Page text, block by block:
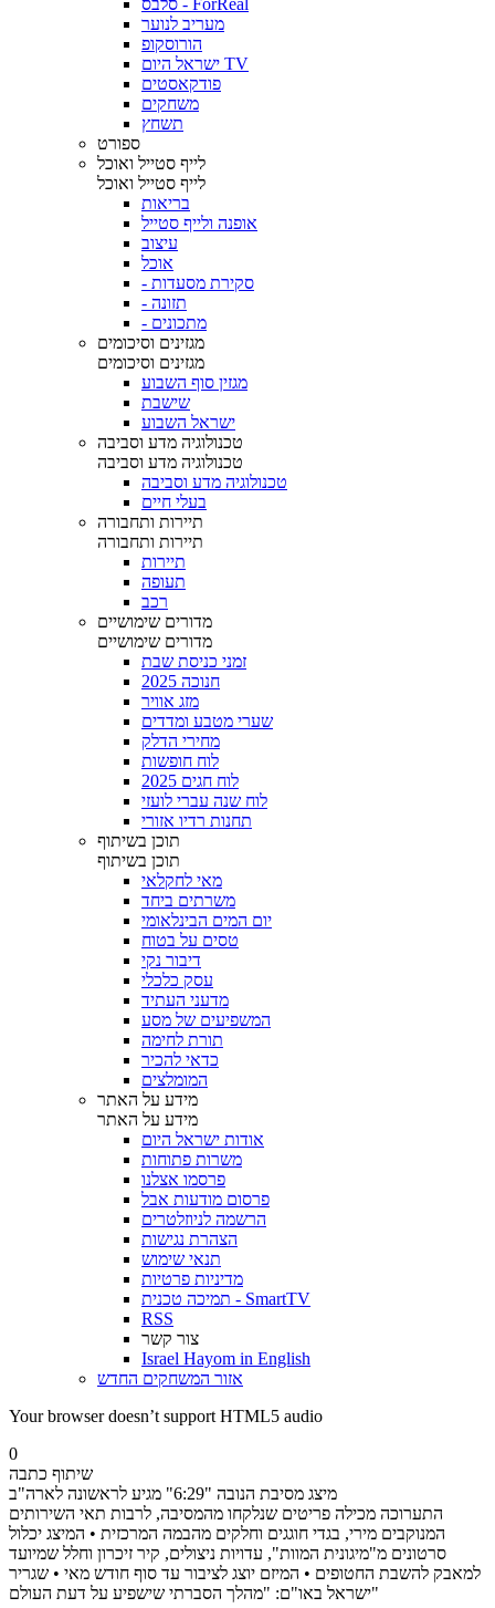
סלבס - ForReal
מעריב לנוער
הורוסקופ
ישראל היום TV
פודקאסטים
משחקים
תשחץ
ספורט
לייף סטייל ואוכל
לייף סטייל ואוכל
בריאות
אופנה ולייף סטייל
עיצוב
אוכל
- סקירת מסעדות
- תזונה
- מתכונים
מגזינים וסיכומים
מגזינים וסיכומים
מגזין סוף השבוע
שישבת
ישראל השבוע
טכנולוגיה מדע וסביבה
טכנולוגיה מדע וסביבה
טכנולוגיה מדע וסביבה
בעלי חיים
תיירות ותחבורה
תיירות ותחבורה
תיירות
תעופה
רכב
מדורים שימושיים
מדורים שימושיים
זמני כניסת שבת
חנוכה 2025
מזג אוויר
שערי מטבע ומדדים
מחירי הדלק
לוח חופשות
לוח חגים 2025
לוח שנה עברי לועזי
תחנות רדיו אזורי
תוכן בשיתוף
תוכן בשיתוף
מאי לחקלאי
משרתים ביחד
יום המים הבינלאומי
טסים על בטוח
דיבור נקי
עסק כלכלי
מדעני העתיד
המשפיעים של מסע
תורת לחימה
כדאי להכיר
המומלצים
מידע על האתר
מידע על האתר
אודות ישראל היום
משרות פתוחות
פרסמו אצלנו
פרסום מודעות אבל
הרשמה לניוזלטרים
הצהרת נגישות
תנאי שימוש
מדיניות פרטיות
תמיכה טכנית - SmartTV
RSS
צור קשר
Israel Hayom in English
אזור המשחקים החדש
Your browser doesn’t support HTML5 audio
0
שיתוף כתבה
מיצג מסיבת הנובה "6:29" מגיע לראשונה לארה"ב
התערוכה מכילה פריטים שנלקחו מהמסיבה, לרבות תאי השירותים
המנוקבים מירי, בגדי חוגגים וחלקים מהבמה המרכזית • המיצג יכלול
סרטונים מ"מיגונית המוות", עדויות ניצולים, קיר זיכרון וחלל שמיועד
למאבק להשבת החטופים • המיזם יוצג לציבור עד סוף חודש מאי • שגריר
ישראל באו"ם: "מהלך הסברתי שישפיע על דעת העולם"